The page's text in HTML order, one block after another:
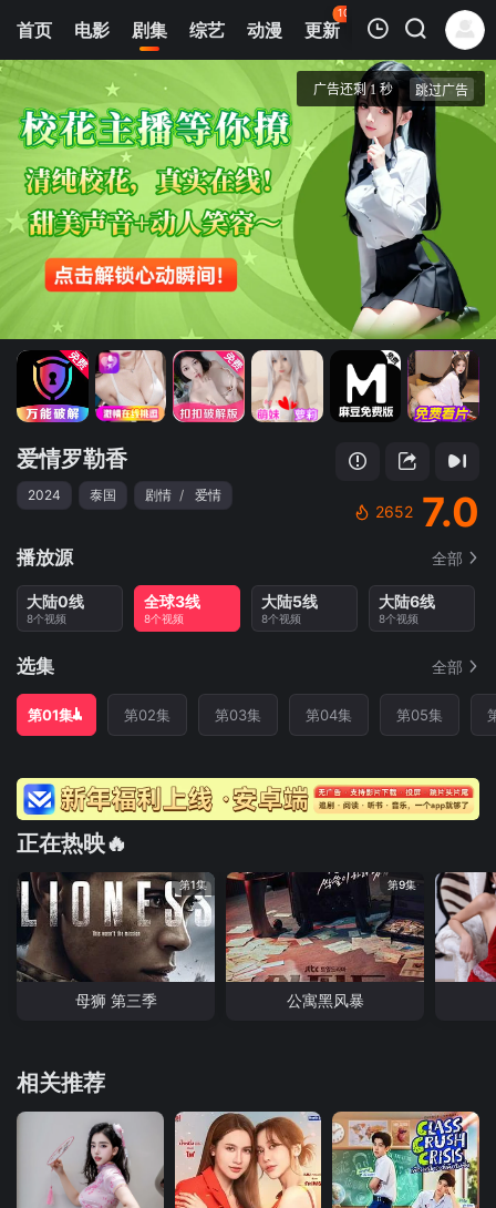
首页 电影 剧集 综艺 动漫 更新
107
热榜 APP
我的观影记录
第01集
爱情罗勒香
清空
爱情罗勒香
2024 泰国 剧情 / 爱情
2652 7.0
播放源 全部
大陆0线
8个视频
全球3线
8个视频
大陆5线
8个视频
大陆6线
8个视频
选集 全部
第01集 第02集 第03集 第04集 第05集
正在热映🔥
第1集
母狮 第三季
第9集
公寓黑风暴
相关推荐